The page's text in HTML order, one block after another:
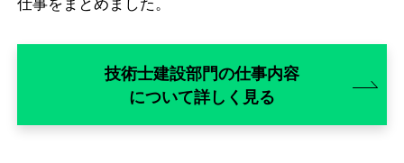
技術士建設部門の仕事内容
について詳しく見る